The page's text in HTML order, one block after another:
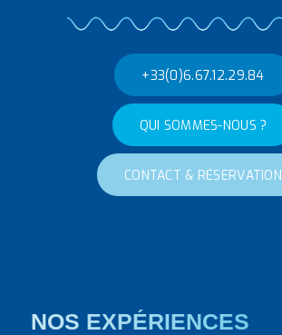
+33(0)6.67.12.29.84
QUI SOMMES-NOUS ?
CONTACT & RÉSERVATION
NOS EXPÉRIENCES